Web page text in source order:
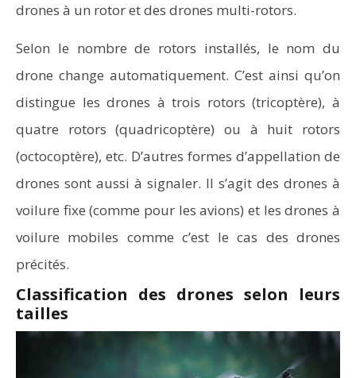
drones à un rotor et des drones multi-rotors.
Selon le nombre de rotors installés, le nom du
drone change automatiquement. C’est ainsi qu’on
distingue les drones à trois rotors (tricoptère), à
quatre rotors (quadricoptère) ou à huit rotors
(octocoptère), etc. D’autres formes d’appellation de
drones sont aussi à signaler. Il s’agit des drones à
voilure fixe (comme pour les avions) et les drones à
voilure mobiles comme c’est le cas des drones
précités.
Classification des drones selon leurs
tailles